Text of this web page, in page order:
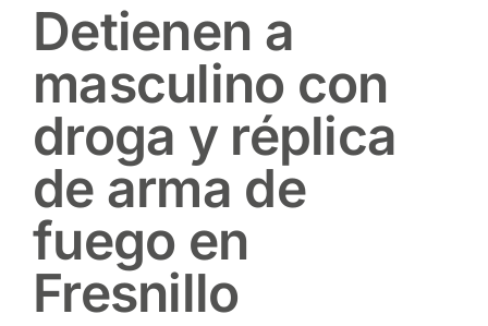
Detienen a
masculino con
droga y réplica
de arma de
fuego en
Fresnillo